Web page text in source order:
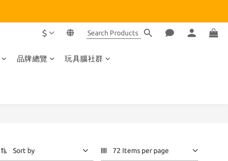
$
品牌總覽 玩具腦社群
Sort by 72 Items per page